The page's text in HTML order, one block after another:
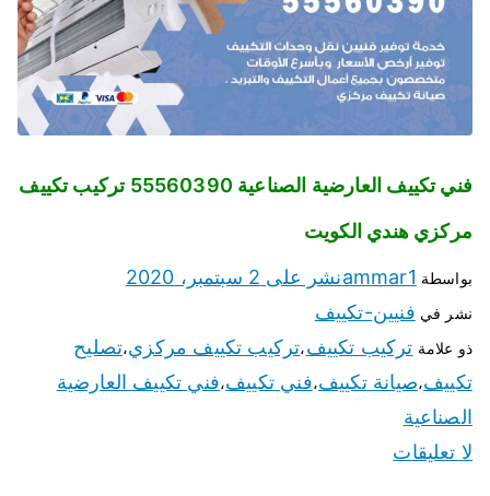
فني تكييف العارضية الصناعية 55560390 تركيب تكييف
مركزي هندي الكويت
بواسطة ammar1نشر على 2 سبتمبر، 2020
نشر في فنيين-تكييف
ذو علامة تركيب تكييف،تركيب تكييف مركزي،تصليح
تكييف،صيانة تكييف،فني تكييف،فني تكييف العارضية
الصناعية
لا تعليقات